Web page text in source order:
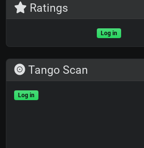
Ratings
Log in
Tango Scan
Log in